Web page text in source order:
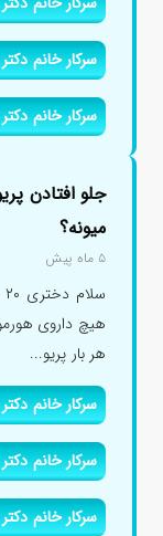
سرکار خانم
سرکار خانم
جلو افتادن
میونه؟
۵ ماه پیش
هر بار پریو...
سرکار خانم
سرکار خانم
سرکار خانم